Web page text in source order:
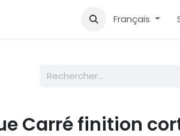
AideFrançais
Carré finition